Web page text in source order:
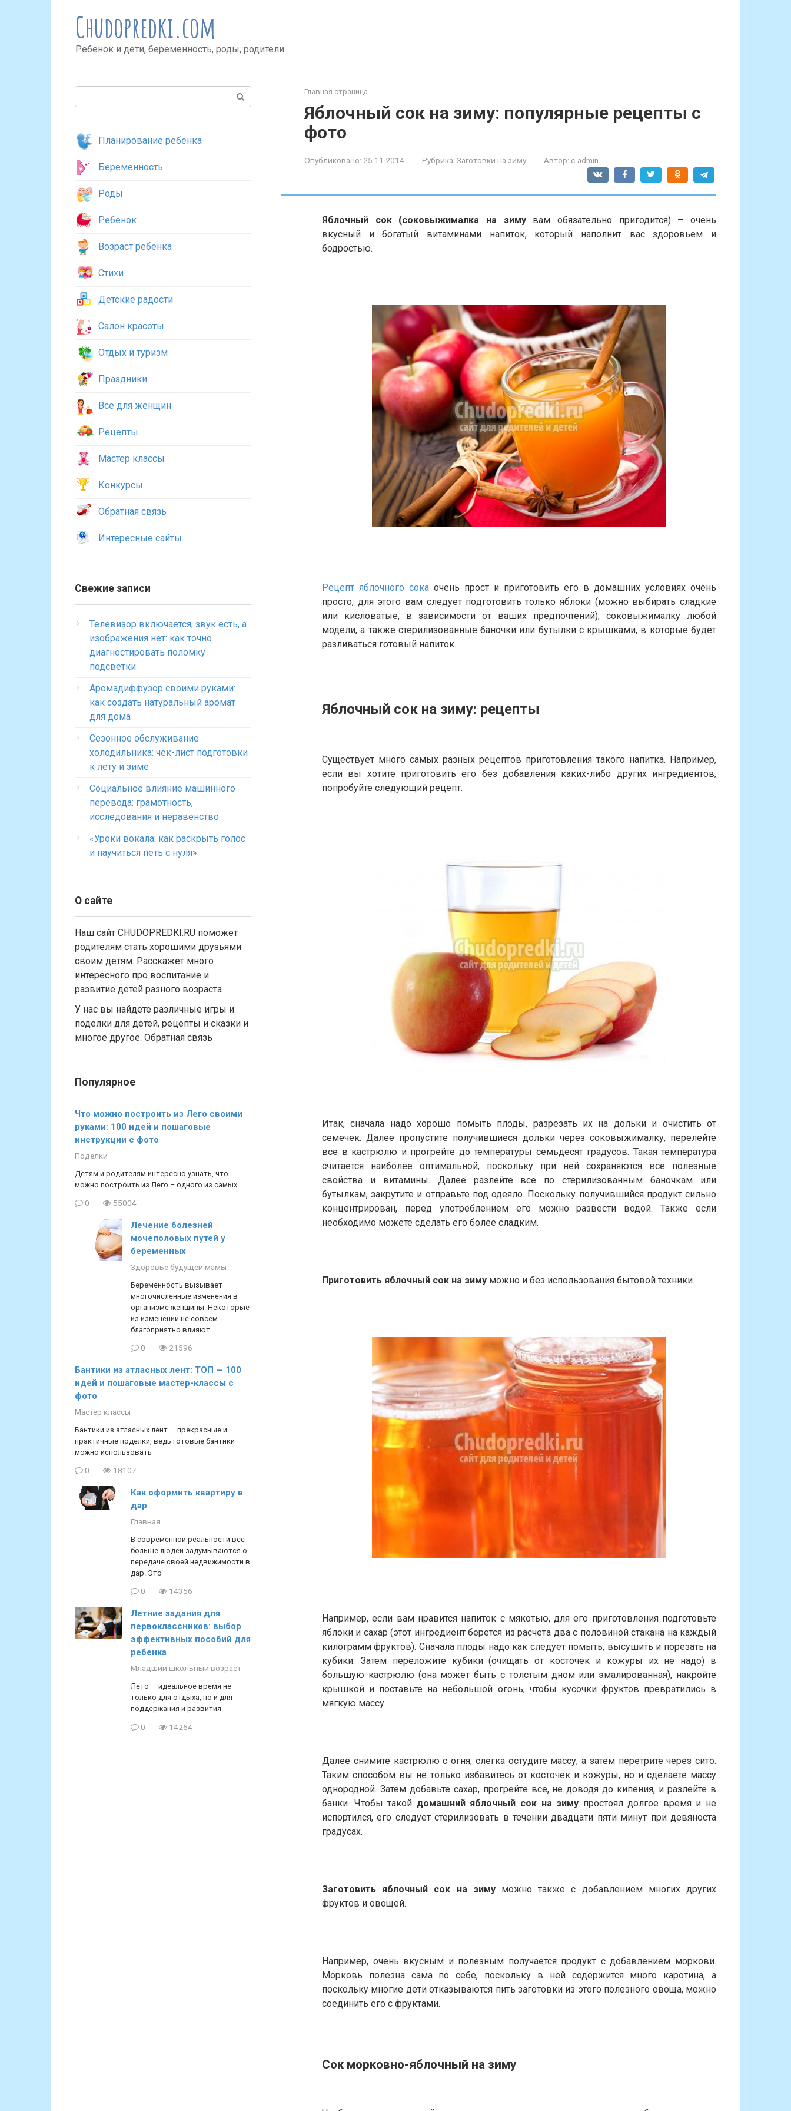
Chudopredki.com
Ребенок и дети, беременность, роды, родители
Главная страница
Яблочный сок на зиму: популярные рецепты с
фото
Опубликовано: 25.11.2014 Рубрика: Заготовки на зиму Автор: c-admin
Яблочный сок (соковыжималка на зимувам обязательно пригодится) – очень
вкусный и богатый витаминами напиток, который наполнит вас здоровьем и
бодростью.
Рецепт яблочного сока очень прост и приготовить его в домашних условиях очень
просто, для этого вам следует подготовить только яблоки (можно выбирать сладкие
или кисловатые, в зависимости от ваших предпочтений), соковыжималку любой
модели, а также стерилизованные баночки или бутылки с крышками, в которые будет
разливаться готовый напиток.
Яблочный сок на зиму: рецепты
Существует много самых разных рецептов приготовления такого напитка. Например,
если вы хотите приготовить его без добавления каких-либо других ингредиентов,
попробуйте следующий рецепт.
Итак, сначала надо хорошо помыть плоды, разрезать их на дольки и очистить от
семечек. Далее пропустите получившиеся дольки через соковыжималку, перелейте
все в кастрюлю и прогрейте до температуры семьдесят градусов. Такая температура
считается наиболее оптимальной, поскольку при ней сохраняются все полезные
свойства и витамины. Далее разлейте все по стерилизованным баночкам или
бутылкам, закрутите и отправьте под одеяло. Поскольку получившийся продукт сильно
концентрирован, перед употреблением его можно развести водой. Также если
необходимо можете сделать его более сладким.
Приготовить яблочный сок на зиму можно и без использования бытовой техники.
Например, если вам нравится напиток с мякотью, для его приготовления подготовьте
яблоки и сахар (этот ингредиент берется из расчета два с половиной стакана на каждый
килограмм фруктов). Сначала плоды надо как следует помыть, высушить и порезать на
кубики. Затем переложите кубики (очищать от косточек и кожуры их не надо) в
большую кастрюлю (она может быть с толстым дном или эмалированная), накройте
крышкой и поставьте на небольшой огонь, чтобы кусочки фруктов превратились в
мягкую массу.
Далее снимите кастрюлю с огня, слегка остудите массу, а затем перетрите через сито.
Таким способом вы не только избавитесь от косточек и кожуры, но и сделаете массу
однородной. Затем добавьте сахар, прогрейте все, не доводя до кипения, и разлейте в
банки. Чтобы такой домашний яблочный сок на зиму простоял долгое время и не
испортился, его следует стерилизовать в течении двадцати пяти минут при девяноста
градусах.
Заготовить яблочный сок на зиму можно также с добавлением многих других
фруктов и овощей.
Например, очень вкусным и полезным получается продукт с добавлением моркови.
Морковь полезна сама по себе, поскольку в ней содержится много каротина, а
поскольку многие дети отказываются пить заготовки из этого полезного овоща, можно
соединить его с фруктами.
Сок морковно-яблочный на зиму
Планирование ребенка
Беременность
Роды
Ребенок
Возраст ребенка
Стихи
Детские радости
Салон красоты
Отдых и туризм
Праздники
Все для женщин
Рецепты
Мастер классы
Конкурсы
Обратная связь
Интересные сайты
Свежие записи
Телевизор включается, звук есть, а
изображения нет: как точно
диагностировать поломку
подсветки
Аромадиффузор своими руками:
как создать натуральный аромат
для дома
Сезонное обслуживание
холодильника: чек-лист подготовки
к лету и зиме
Социальное влияние машинного
перевода: грамотность,
исследования и неравенство
«Уроки вокала: как раскрыть голос
и научиться петь с нуля»
О сайте
Наш сайт CHUDOPREDKI.RU поможет
родителям стать хорошими друзьями
своим детям. Расскажет много
интересного про воспитание и
развитие детей разного возраста
У нас вы найдете различные игры и
поделки для детей, рецепты и сказки и
многое другое. Обратная связь
Популярное
Что можно построить из Лего своими
руками: 100 идей и пошаговые
инструкции с фото
Поделки
Детям и родителям интересно узнать, что
можно построить из Лего – одного из самых
0 55004
Лечение болезней
мочеполовых путей у
беременных
Здоровье будущей мамы
Беременность вызывает
многочисленные изменения в
организме женщины. Некоторые
из изменений не совсем
благоприятно влияют
0 21596
Бантики из атласных лент: ТОП — 100
идей и пошаговые мастер-классы с
фото
Мастер классы
Бантики из атласных лент — прекрасные и
практичные поделки, ведь готовые бантики
можно использовать
0 18107
Как оформить квартиру в
дар
Главная
В современной реальности все
больше людей задумываются о
передаче своей недвижимости в
дар. Это
0 14356
Летние задания для
первоклассников: выбор
эффективных пособий для
ребенка
Младший школьный возраст
Лето — идеальное время не
только для отдыха, но и для
поддержания и развития
0 14264